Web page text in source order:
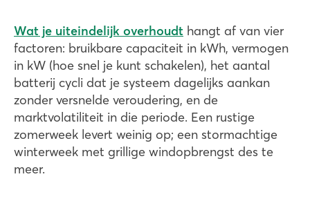
Wat je uiteindelijk overhoudt hangt af van vier
factoren: bruikbare capaciteit in kWh, vermogen
in kW (hoe snel je kunt schakelen), het aantal
batterij cycli dat je systeem dagelijks aankan
zonder versnelde veroudering, en de
marktvolatiliteit in die periode. Een rustige
zomerweek levert weinig op; een stormachtige
winterweek met grillige windopbrengst des te
meer.